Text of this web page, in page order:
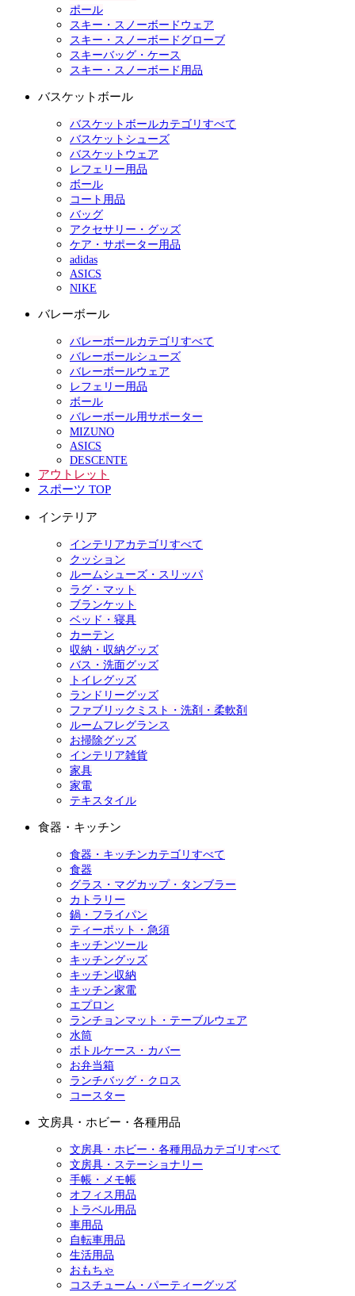
ポール
スキー・スノーボードウェア
スキー・スノーボードグローブ
スキーバッグ・ケース
スキー・スノーボード用品
バスケットボール
バスケットボールカテゴリすべて
バスケットシューズ
バスケットウェア
レフェリー用品
ボール
コート用品
バッグ
アクセサリー・グッズ
ケア・サポーター用品
adidas
ASICS
NIKE
バレーボール
バレーボールカテゴリすべて
バレーボールシューズ
バレーボールウェア
レフェリー用品
ボール
バレーボール用サポーター
MIZUNO
ASICS
DESCENTE
アウトレット
スポーツ TOP
インテリア
インテリアカテゴリすべて
クッション
ルームシューズ・スリッパ
ラグ・マット
ブランケット
ベッド・寝具
カーテン
収納・収納グッズ
バス・洗面グッズ
トイレグッズ
ランドリーグッズ
ファブリックミスト・洗剤・柔軟剤
ルームフレグランス
お掃除グッズ
インテリア雑貨
家具
家電
テキスタイル
食器・キッチン
食器・キッチンカテゴリすべて
食器
グラス・マグカップ・タンブラー
カトラリー
鍋・フライパン
ティーポット・急須
キッチンツール
キッチングッズ
キッチン収納
キッチン家電
エプロン
ランチョンマット・テーブルウェア
水筒
ボトルケース・カバー
お弁当箱
ランチバッグ・クロス
コースター
文房具・ホビー・各種用品
文房具・ホビー・各種用品カテゴリすべて
文房具・ステーショナリー
手帳・メモ帳
オフィス用品
トラベル用品
車用品
自転車用品
生活用品
おもちゃ
コスチューム・パーティーグッズ